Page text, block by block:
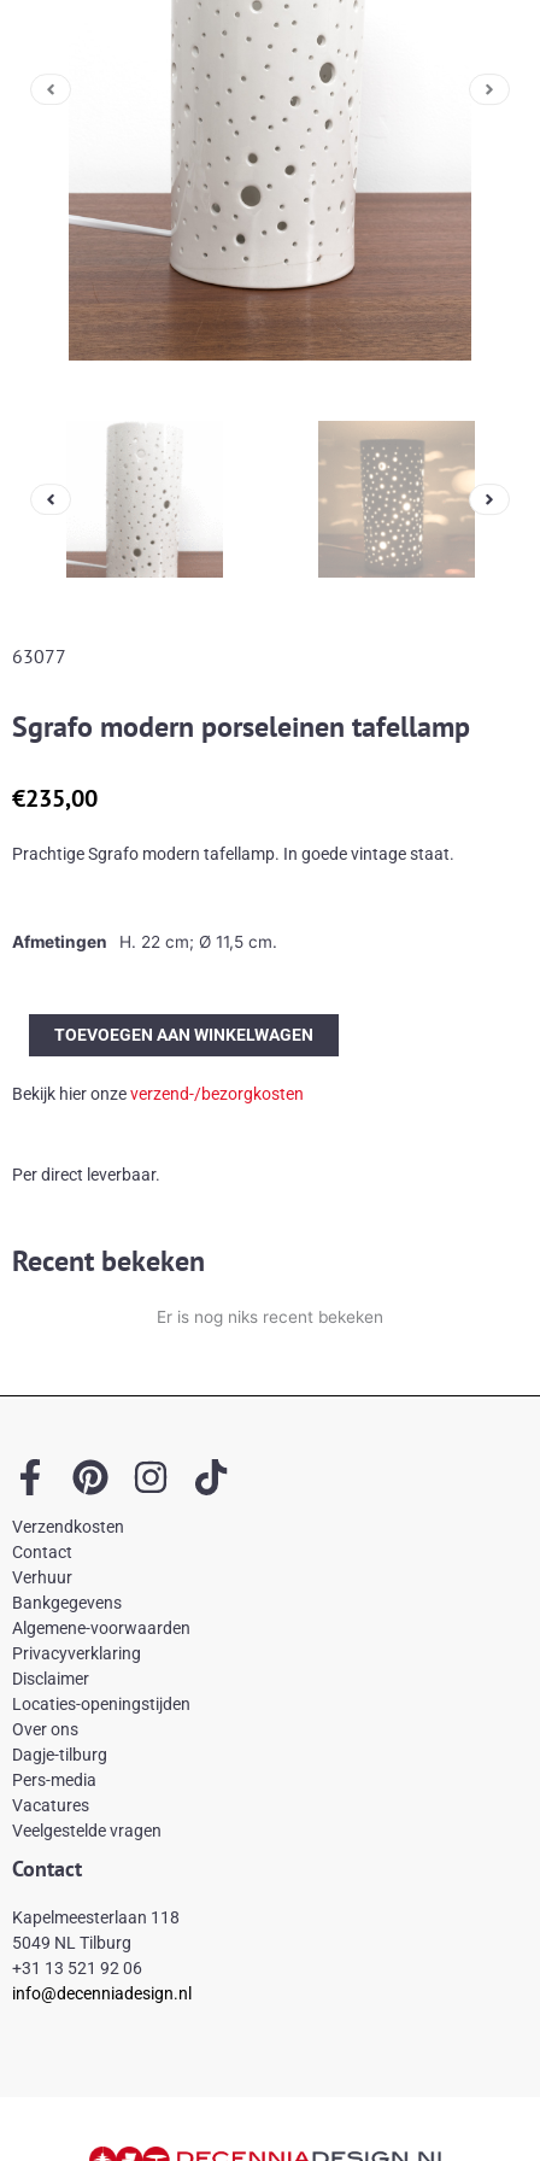
63077
Sgrafo modern porseleinen tafellamp
€235,00
Prachtige Sgrafo modern tafellamp. In goede vintage staat.
Afmetingen H. 22 cm; Ø 11,5 cm.
Sgrafo
modern
tafellamp
TOEVOEGEN AAN WINKELWAGEN
Bekijk hier onzeverzend-/bezorgkosten
Per direct leverbaar.
Recent bekeken
Er is nog niks recent bekeken
F
a
c
e
b
o
o
k
-
f
P
i
e
r
e
t
I
a
r
T
Verzendkosten
Contact
Verhuur
Bankgegevens
Algemene-voorwaarden
Privacyverklaring
Disclaimer
Locaties-openingstijden
Over ons
Dagje-tilburg
Pers-media
Vacatures
Veelgestelde vragen
Contact
Kapelmeesterlaan 118
5049 NL Tilburg
+31 13 521 92 06
info@decenniadesign.nl